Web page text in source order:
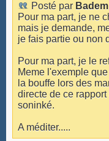
Posté par Badem
Pour ma part, je ne
mais je demande,
je fais partie ou non
Pour ma part, je le
Meme l'exemple
la bouffe lors des
directe de ce
soninké.
A méditer.....